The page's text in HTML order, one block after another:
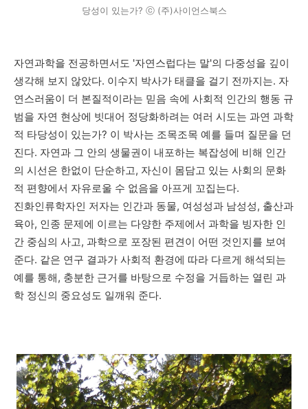
당성이 있는가? ⓒ (주)사이언스북스
자연과학을 전공하면서도 '자연스럽다는 말'의 다중성을 깊이
생각해 보지 않았다. 이수지 박사가 태클을 걸기 전까지는. 자
연스러움이 더 본질적이라는 믿음 속에 사회적 인간의 행동 규
범을 자연 현상에 빗대어 정당화하려는 여러 시도는 과연 과학
적 타당성이 있는가? 이 박사는 조목조목 예를 들며 질문을 던
진다. 자연과 그 안의 생물권이 내포하는 복잡성에 비해 인간
의 시선은 한없이 단순하고, 자신이 몸담고 있는 사회의 문화
적 편향에서 자유로울 수 없음을 아프게 꼬집는다.
진화인류학자인 저자는 인간과 동물, 여성성과 남성성, 출산과
육아, 인종 문제에 이르는 다양한 주제에서 과학을 빙자한 인
간 중심의 사고, 과학으로 포장된 편견이 어떤 것인지를 보여
준다. 같은 연구 결과가 사회적 환경에 따라 다르게 해석되는
예를 통해, 충분한 근거를 바탕으로 수정을 거듭하는 열린 과
학 정신의 중요성도 일깨워 준다.